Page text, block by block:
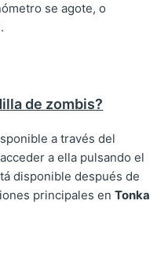
se agote, o
de zombis?
a través del
a ella pulsando el
disponible después de
principales enTonka